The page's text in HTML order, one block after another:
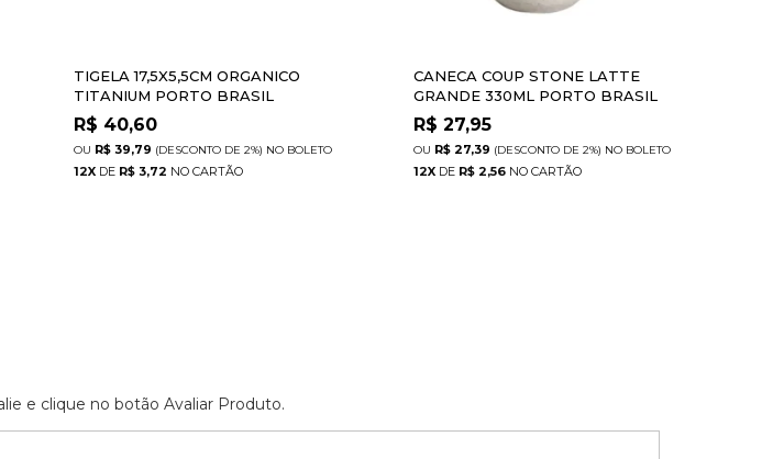
TIGELA 17,5X5,5CM ORGANICO
TITANIUM PORTO BRASIL
R$ 40,60
R$ 39,79 (DESCONTO DE 2%) NO BOLETO
12X DE R$ 3,72
CANECA COUP STONE LATTE
GRANDE 330ML PORTO BRASIL
R$ 27,95
R$ 27,39 (DESCONTO DE 2%) NO BOLETO
12X DE R$ 2,56
e clique no botão Avaliar Produto.